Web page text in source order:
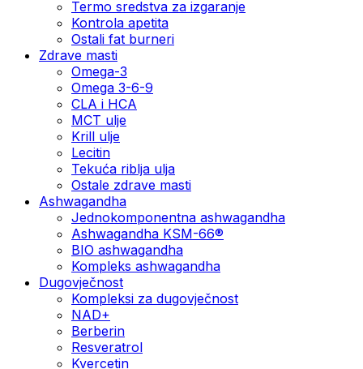
Termo sredstva za izgaranje
Kontrola apetita
Ostali fat burneri
Zdrave masti
Omega-3
Omega 3-6-9
CLA i HCA
MCT ulje
Krill ulje
Lecitin
Tekuća riblja ulja
Ostale zdrave masti
Ashwagandha
Jednokomponentna ashwagandha
Ashwagandha KSM-66®
BIO ashwagandha
Kompleks ashwagandha
Dugovječnost
Kompleksi za dugovječnost
NAD+
Berberin
Resveratrol
Kvercetin